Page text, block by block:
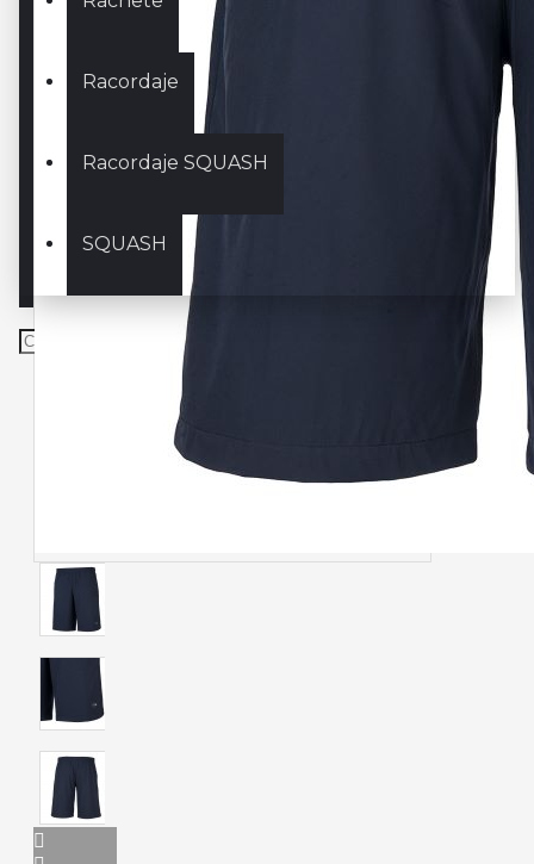
Racordaje
Racordaje SQUASH
SQUASH